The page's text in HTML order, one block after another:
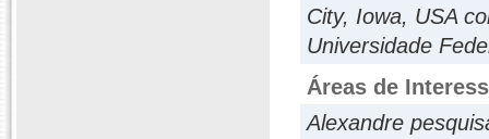
City, Iowa, USA
Universidade
Áreas de
Alexandre